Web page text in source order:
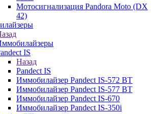
Мотосигнализация Pandora Moto (DX
42)
IS
Назад
Pandect IS
Иммобилайзер Pandect IS-572 BT
Иммобилайзер Pandect IS-577 BT
Иммобилайзер Pandect IS-670
Иммобилайзер Pandect IS-350i